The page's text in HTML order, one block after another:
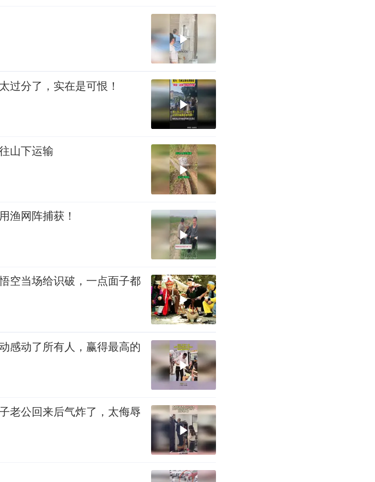
过分了，实在是可恨！
山下运输
渔网阵捕获！
空当场给识破，一点面子都
感动了所有人，赢得最高的
老公回来后气炸了，太侮辱